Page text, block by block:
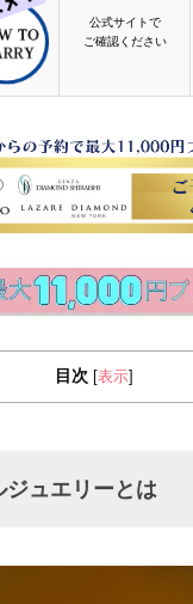
公式サイトで
ご確認ください
目次 表示
ジュエリーとは